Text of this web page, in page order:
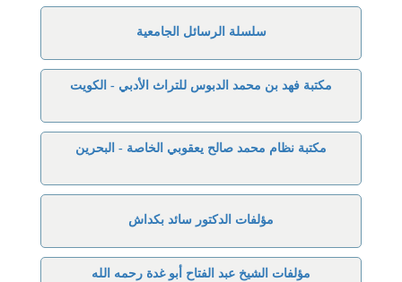
سلسلة الرسائل الجامعية
مكتبة فهد بن محمد الدبوس للتراث الأدبي - الكويت
مكتبة نظام محمد صالح يعقوبي الخاصة - البحرين
مؤلفات الدكتور سائد بكداش
مؤلفات الشيخ عبد الفتاح أبو غدة رحمه الله